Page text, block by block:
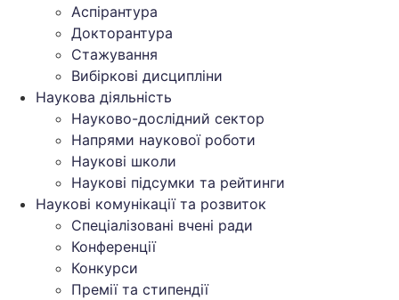
Аспірантура
Докторантура
Стажування
Вибіркові дисципліни
Наукова діяльність
Науково-дослідний сектор
Напрями наукової роботи
Наукові школи
Наукові підсумки та рейтинги
Наукові комунікації та розвиток
Спеціалізовані вчені ради
Конференції
Конкурси
Премії та стипендії